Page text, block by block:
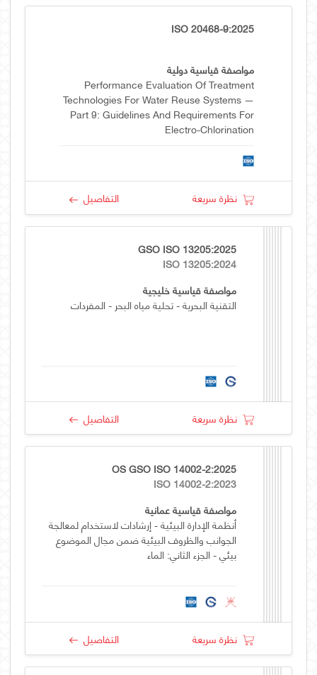
ISO 20468-9:2025
مواصفة قياسية دولية
Performance Evaluation Of Treatment
Technologies For Water Reuse Systems —
Part 9: Guidelines And Requirements For
Electro-Chlorination
نظرة سريعة التفاصيل
GSO ISO 13205:2025
ISO 13205:2024
مواصفة قياسية خليجية
التقنية البحرية - تحلية مياه البحر - المفردات
نظرة سريعة التفاصيل
OS GSO ISO 14002-2:2025
ISO 14002-2:2023
مواصفة قياسية عمانية
أنظمة الإدارة البيئية - إرشادات لاستخدام لمعالجة
الجوانب والظروف البيئية ضمن مجال الموضوع
بيئي - الجزء الثاني: الماء
نظرة سريعة التفاصيل